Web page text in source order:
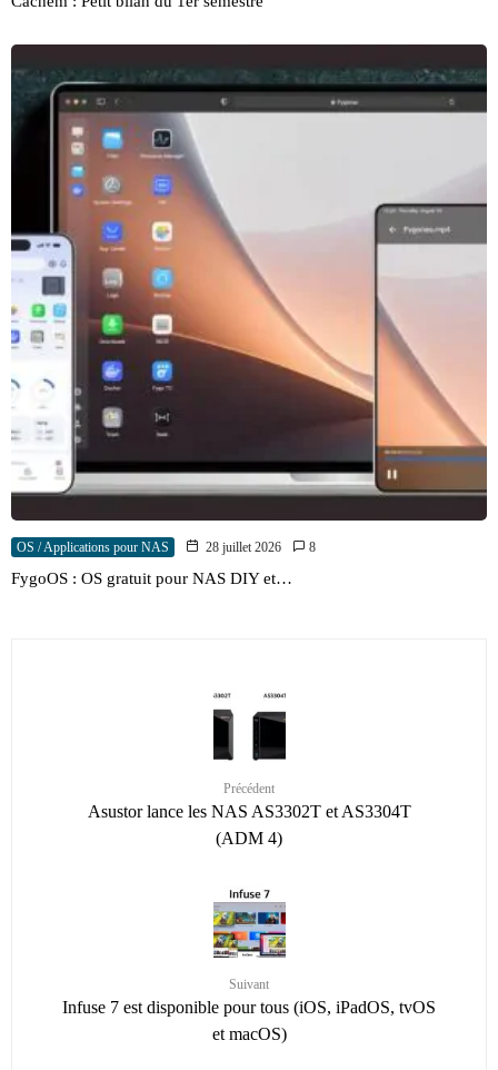
OS / Applications pour NAS 28 juillet 2026 8
FygoOS : OS gratuit pour NAS DIY et…
Précédent
Asustor lance les NAS AS3302T et AS3304T
(ADM 4)
Suivant
Infuse 7 est disponible pour tous (iOS, iPadOS, tvOS
et macOS)